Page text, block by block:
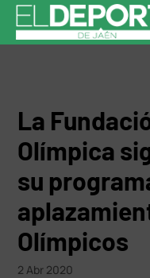
La
Olímpica
su
Olímpicos
2 Abr 2020